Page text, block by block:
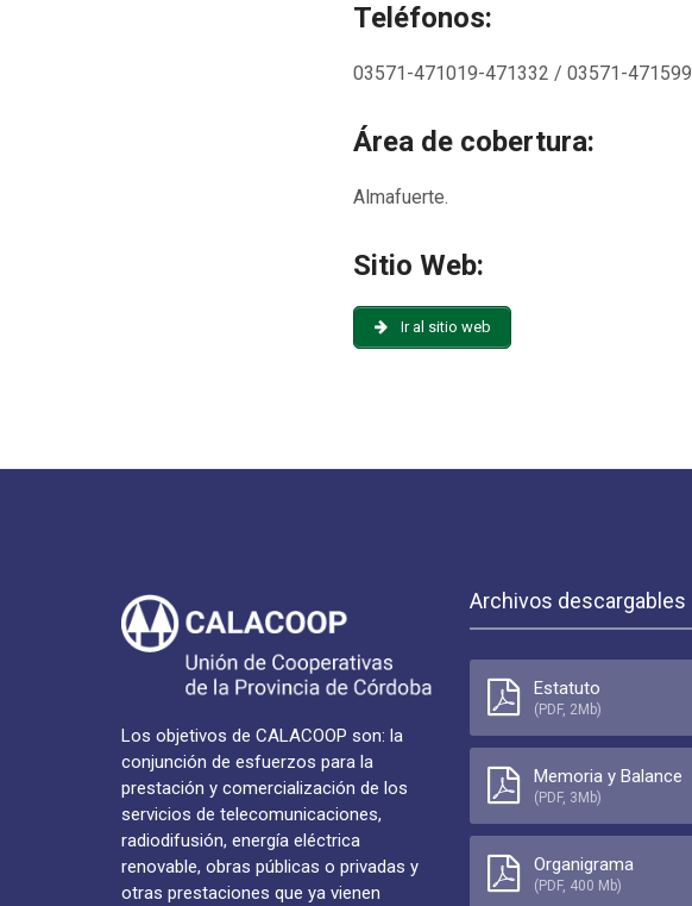
Teléfonos:
03571-471019-471332 / 03571-471599
Área de cobertura:
Almafuerte.
Sitio Web:
Ir al sitio web
Los objetivos de CALACOOP son: la
conjunción de esfuerzos para la
prestación y comercialización de los
servicios de telecomunicaciones,
radiodifusión, energía eléctrica
renovable, obras públicas o privadas y
otras prestaciones que ya vienen
Archivos descargables
Estatuto
(PDF, 2Mb)
Memoria y Balance
(PDF, 3Mb)
Organigrama
(PDF, 400 Mb)